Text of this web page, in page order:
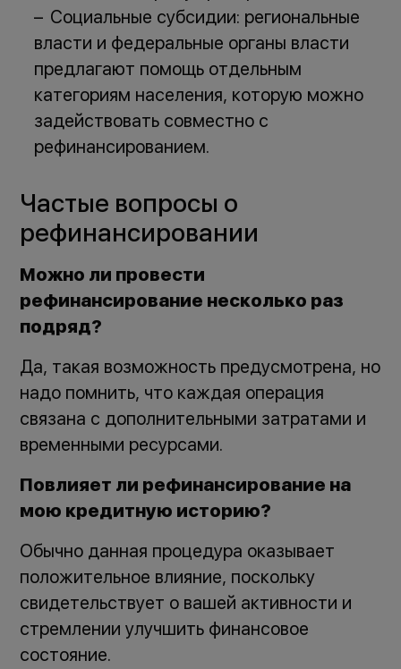
Социальные субсидии: региональные
власти и федеральные органы власти
предлагают помощь отдельным
категориям населения, которую можно
задействовать совместно с
рефинансированием.
Частые вопросы о
рефинансировании
Можно ли провести
рефинансирование несколько раз
подряд?
Да, такая возможность предусмотрена, но
надо помнить, что каждая операция
связана с дополнительными затратами и
временными ресурсами.
Повлияет ли рефинансирование на
мою кредитную историю?
Обычно данная процедура оказывает
положительное влияние, поскольку
свидетельствует о вашей активности и
стремлении улучшить финансовое
состояние.